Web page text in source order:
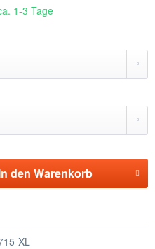
1-3 Tage
den Warenkorb
XL